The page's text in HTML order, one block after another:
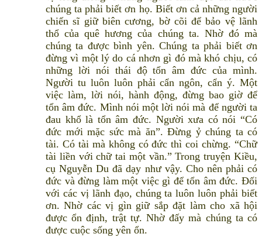
chúng ta phải biết ơn họ. Biết ơn cả những người
chiến sĩ giữ biên cương, bờ cõi để bảo vệ lãnh
thổ của quê hương của chúng ta. Nhờ đó mà
chúng ta được bình yên. Chúng ta phải biết ơn
đừng vì một lý do cá nhơn gì đó mà khó chịu, có
những lời nói thái độ tổn âm đức của mình.
Người tu luôn luôn phải cẩn ngôn, cẩn ý. Một
việc làm, lời nói, hành động, đừng bao giờ để
tổn âm đức. Mình nói một lời nói mà để người ta
đau khổ là tổn âm đức. Người xưa có nói “Có
đức mới mặc sức mà ăn”. Đừng ỷ chúng ta có
tài. Có tài mà không có đức thì coi chừng. “Chữ
tài liền với chữ tai một vần.” Trong truyện Kiều,
cụ Nguyễn Du đã dạy như vậy. Cho nên phải có
đức và đừng làm một việc gì để tổn âm đức. Đối
với các vị lãnh đạo, chúng ta luôn luôn phải biết
ơn. Nhờ các vị gìn giữ sắp đặt làm cho xã hội
được ổn định, trật tự. Nhờ đấy mà chúng ta có
được cuộc sống yên ổn.